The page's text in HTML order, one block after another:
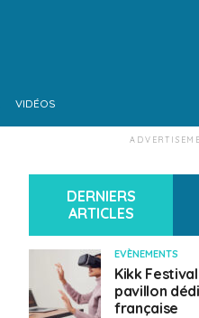
VIDÉOS
DERNIERS
ARTICLES
EVÈNEMENTS
Kikk
pavillon
française